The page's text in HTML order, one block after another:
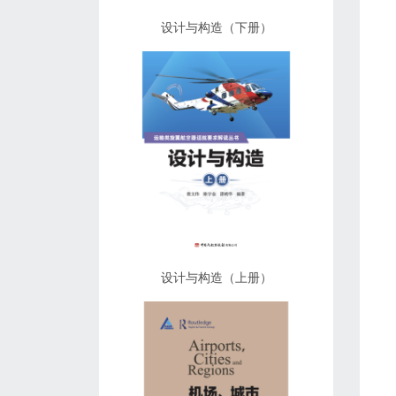
设计与构造（下册）
设计与构造（上册）